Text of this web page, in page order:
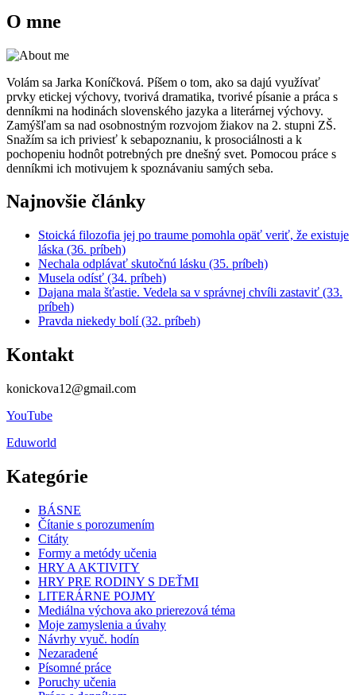
O mne
Volám sa Jarka Koníčková. Píšem o tom, ako sa dajú využívať
prvky etickej výchovy, tvorivá dramatika, tvorivé písanie a práca s
denníkmi na hodinách slovenského jazyka a literárnej výchovy.
Zamýšľam sa nad osobnostným rozvojom žiakov na 2. stupni ZŠ.
Snažím sa ich priviesť k sebapoznaniu, k prosociálnosti a k
pochopeniu hodnôt potrebných pre dnešný svet. Pomocou práce s
denníkmi ich motivujem k spoznávaniu samých seba.
Najnovšie články
Stoická filozofia jej po traume pomohla opäť veriť, že existuje
láska (36. príbeh)
Nechala odplávať skutočnú lásku (35. príbeh)
Musela odísť (34. príbeh)
Dajana mala šťastie. Vedela sa v správnej chvíli zastaviť (33.
príbeh)
Pravda niekedy bolí (32. príbeh)
Kontakt
konickova12@gmail.com
YouTube
Eduworld
Kategórie
BÁSNE
Čítanie s porozumením
Citáty
Formy a metódy učenia
HRY A AKTIVITY
HRY PRE RODINY S DEŤMI
LITERÁRNE POJMY
Mediálna výchova ako prierezová téma
Moje zamyslenia a úvahy
Návrhy vyuč. hodín
Nezaradené
Písomné práce
Poruchy učenia